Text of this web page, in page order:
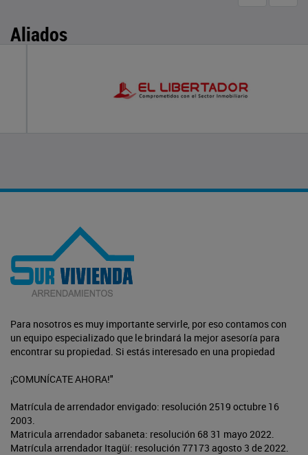
Aliados
Para nosotros es muy importante servirle, por eso contamos con
un equipo especializado que le brindará la mejor asesoría para
encontrar su propiedad. Si estás interesado en una propiedad
¡COMUNÍCATE AHORA!"
Matrícula de arrendador envigado: resolución 2519 octubre 16
2003.
Matricula arrendador sabaneta: resolución 68 31 mayo 2022.
Matrícula arrendador Itagüí: resolución 77173 agosto 3 de 2022.